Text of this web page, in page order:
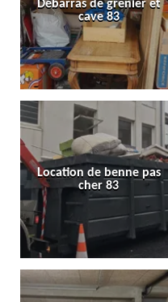
Débarras de grenier et
cave 83
Location de benne pas
cher 83